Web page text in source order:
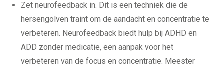
voorbereiden
Medisch rekenen
Training
Leren leren |
Studievaardigheden,
planning & motivatie
Zet neurofeedback in. Dit is een techniek die de
hersengolven traint om de aandacht en concentratie te
verbeteren. Neurofeedback biedt hulp bij ADHD en
ADD zonder medicatie, een aanpak voor het
verbeteren van de focus en concentratie. Meester